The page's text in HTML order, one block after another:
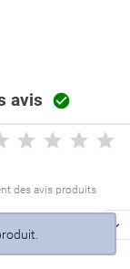
avis 
des avis produits
